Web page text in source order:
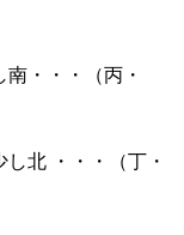
・・・（丙・
北 ・・・（丁・